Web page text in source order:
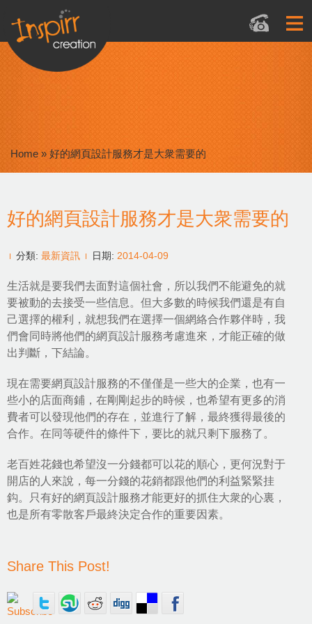
Home » 好的網頁設計服務才是大衆需要的
好的網頁設計服務才是大衆需要的
分類: 最新資訊 日期: 2014-04-09
生活就是要我們去面對這個社會，所以我們不能避免的就
要被動的去接受一些信息。但大多數的時候我們還是有自
己選擇的權利，就想我們在選擇一個網絡合作夥伴時，我
們會同時將他們的網頁設計服務考慮進來，才能正確的做
出判斷，下結論。
現在需要網頁設計服務的不僅僅是一些大的企業，也有一
些小的店面商鋪，在剛剛起步的時候，也希望有更多的消
費者可以發現他們的存在，並進行了解，最終獲得最後的
合作。在同等硬件的條件下，要比的就只剩下服務了。
老百姓花錢也希望沒一分錢都可以花的順心，更何況對于
開店的人來說，每一分錢的花銷都跟他們的利益緊緊挂
鈎。只有好的網頁設計服務才能更好的抓住大衆的心裏，
也是所有零散客戶最終決定合作的重要因素。
Share This Post!